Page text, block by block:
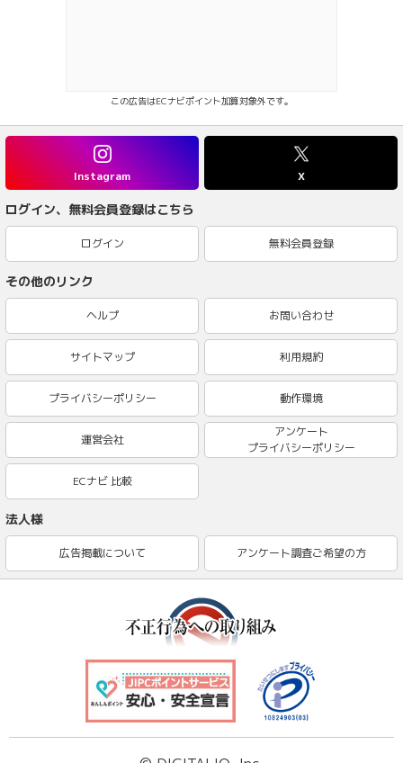
この広告はECナビポイント加算対象外です。
Instagram X
ログイン、無料会員登録はこちら
ログイン 無料会員登録
その他のリンク
ヘルプ お問い合わせ
サイトマップ 利用規約
プライバシーポリシー 動作環境
運営会社
アンケート
プライバシーポリシー
ECナビ 比較
法人様
広告掲載について アンケート調査ご希望の方